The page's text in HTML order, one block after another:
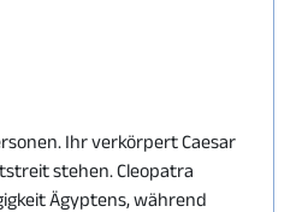
Ihr verkörpert Caesar
stehen. Cleopatra
Ägyptens, während